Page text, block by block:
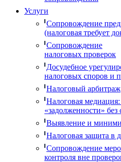
Услуги
Сопровождение
(налоговая требует
Сопровождение
налоговых проверок
Досудебное
налоговых споров и
Налоговый арбитраж
Налоговая
«задолженности» без
Выявление и
Налоговая защита в
Сопровождение
контроля вне